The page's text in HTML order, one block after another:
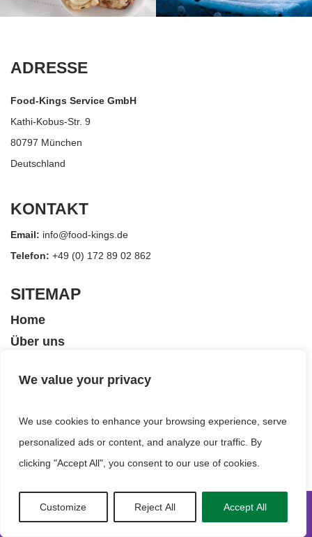
We value your privacy
We use cookies to enhance your browsing experience, serve
personalized ads or content, and analyze our traffic. By
clicking "Accept All", you consent to our use of cookies.
Customize Reject All Accept All
ADRESSE
Food-Kings Service GmbH
Kathi-Kobus-Str. 9
80797 München
Deutschland
KONTAKT
Email: info@food-kings.de
Telefon: +49 (0) 172 89 02 862
SITEMAP
Home
Über uns
Produkte
IMPRESSUM DATENSCHUTZERKLÄRUNG